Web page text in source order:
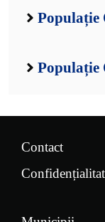
Populație
Populație
Contact